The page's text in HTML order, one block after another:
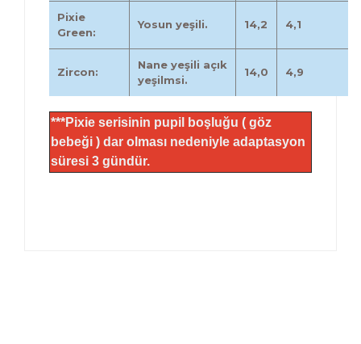
Pixie
Green:
Yosun yeşili. 14,2 4,1
Zircon:
Nane yeşili açık
yeşilmsi.
14,0 4,9
***Pixie serisinin pupil boşluğu ( göz
bebeği ) dar olması nedeniyle adaptasyon
süresi 3 gündür.